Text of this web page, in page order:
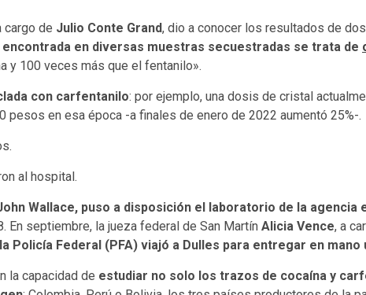
cargo de Julio Conte Grand, dio a conocer los resultados de
en diversas muestras secuestradas se trata de
y 100 veces más que el fentanilo».
con carfentanilo: por ejemplo, una dosis de cristal
en esa época -a finales de enero de 2022 aumentó 25%-.
al hospital.
Wallace, puso a disposición el laboratorio de la
septiembre, la jueza federal de San Martín Alicia Vence, a
Policía Federal (PFA) viajó a Dulles para entregar en
la capacidad de estudiar no solo los trazos de cocaína y